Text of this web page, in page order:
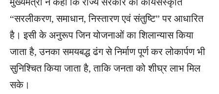
“सरलीकरण, समाधान, निस्तारण एवं संतुष्टि” पर आधारित
है। इसी के अनुरूप जिन योजनाओं का शिलान्यास किया
जाता है, उनका समयबद्ध ढंग से निर्माण पूर्ण कर लोकार्पण भी
सुनिश्चित किया जाता है, ताकि जनता को शीघ्र लाभ मिल
सके।